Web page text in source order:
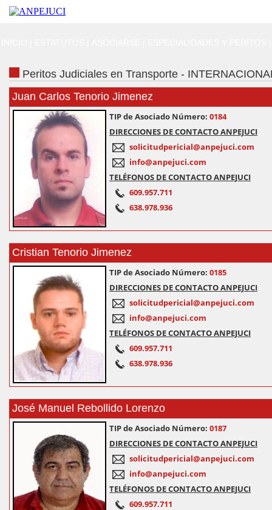
Peritos Judiciales en Transporte -
Juan Carlos Tenorio Jimenez
TIP de Asociado Número: 0184
DIRECCIONES DE CONTACTO ANPEJUCI
solicitudpericial@anpejuci.com
info@anpejuci.com
TELÉFONOS DE CONTACTO ANPEJUCI
609.957.711
638.978.936
Cristian Tenorio Jimenez
TIP de Asociado Número: 0185
DIRECCIONES DE CONTACTO ANPEJUCI
solicitudpericial@anpejuci.com
info@anpejuci.com
TELÉFONOS DE CONTACTO ANPEJUCI
609.957.711
638.978.936
José Manuel Rebollido Lorenzo
TIP de Asociado Número: 0187
DIRECCIONES DE CONTACTO ANPEJUCI
solicitudpericial@anpejuci.com
info@anpejuci.com
TELÉFONOS DE CONTACTO ANPEJUCI
609.957.711